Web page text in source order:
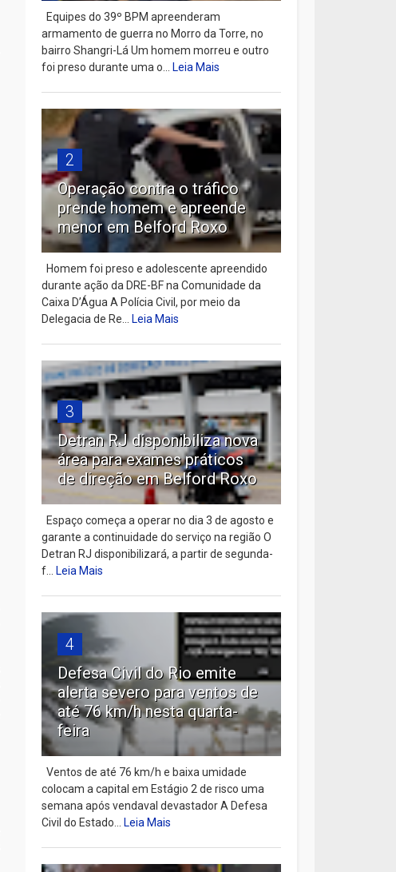
Equipes do 39º BPM apreenderam
armamento de guerra no Morro da Torre, no
bairro Shangri-Lá Um homem morreu e outro
foi preso durante uma o...Leia Mais
2
Operação contra o tráfico
prende homem e apreende
menor em Belford Roxo
Homem foi preso e adolescente apreendido
durante ação da DRE-BF na Comunidade da
Caixa D’Água A Polícia Civil, por meio da
Delegacia de Re...Leia Mais
3
Detran RJ disponibiliza nova
área para exames práticos
de direção em Belford Roxo
Espaço começa a operar no dia 3 de agosto e
garante a continuidade do serviço na região O
Detran RJ disponibilizará, a partir de segunda-
f...Leia Mais
4
Defesa Civil do Rio emite
alerta severo para ventos de
até 76 km/h nesta quarta-
feira
Ventos de até 76 km/h e baixa umidade
colocam a capital em Estágio 2 de risco uma
semana após vendaval devastador A Defesa
Civil do Estado...Leia Mais